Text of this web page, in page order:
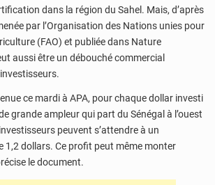
dans la région du Sahel. Mais, d’après
par l’Organisation des Nations unies pour
(FAO) et publiée dans Nature
aussi être un débouché commercial
ce mardi à APA, pour chaque dollar investi
grande ampleur qui part du Sénégal à l’ouest
peuvent s’attendre à un
1,2 dollars. Ce profit peut même monter
le document.